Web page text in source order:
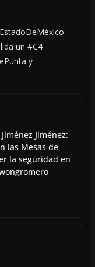
un #C4
y
Jiménez:
las Mesas de
la seguridad en